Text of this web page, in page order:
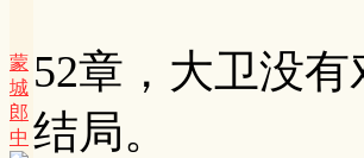
蒙
城
郎
中
52章，大卫没
结局。